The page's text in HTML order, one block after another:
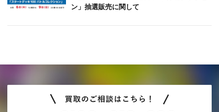
ン」抽選販売に関して